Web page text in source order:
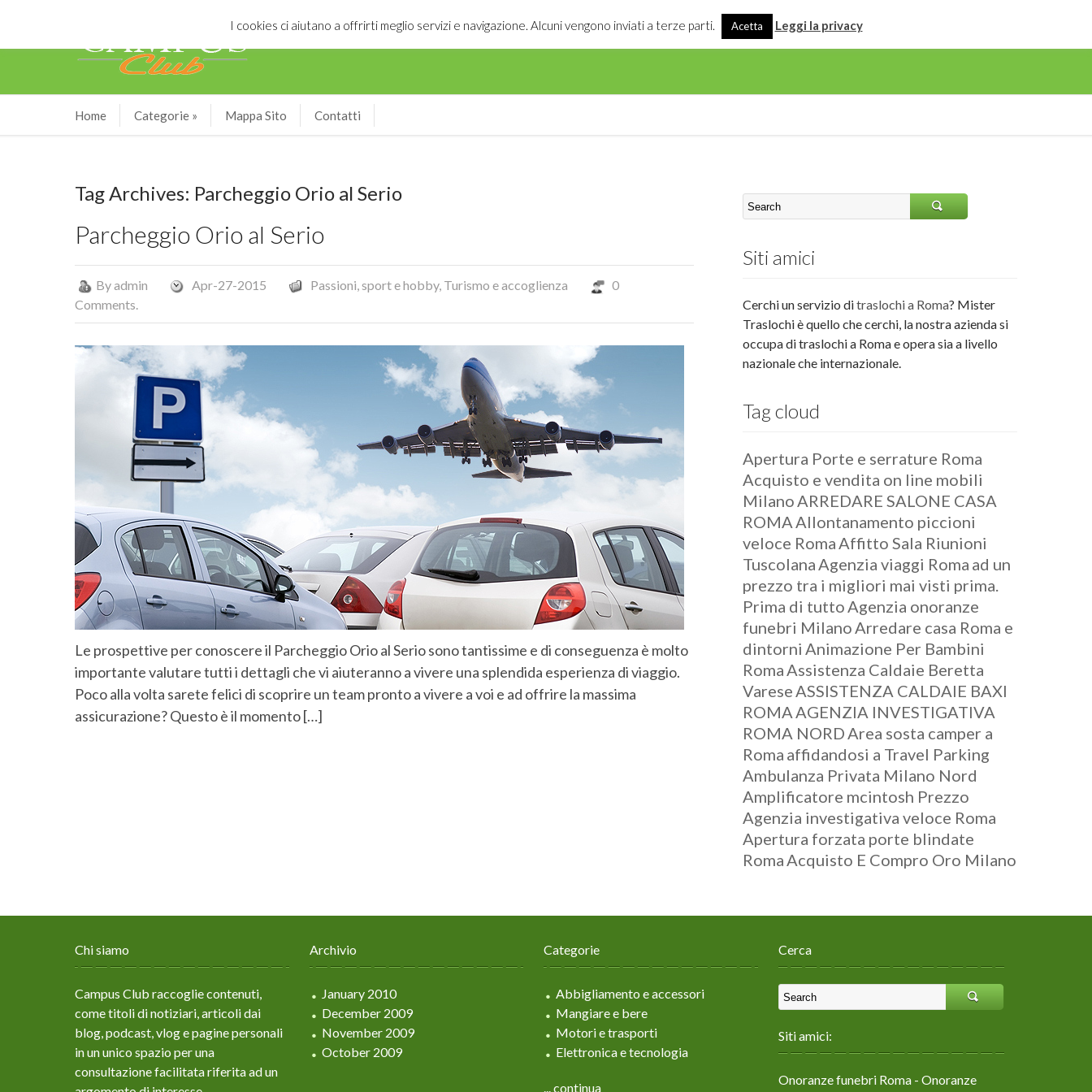
Home Categorie » Mappa Sito Contatti
Tag Archives: Parcheggio Orio al Serio
Parcheggio Orio al Serio
Byadmin Apr-27-2015 Passioni, sport e hobby, Turismo e accoglienza
0
Comments.
Le prospettive per conoscere il Parcheggio Orio al Serio sono tantissime e di conseguenza è molto
importante valutare tutti i dettagli che vi aiuteranno a vivere una splendida esperienza di viaggio.
Poco alla volta sarete felici di scoprire un team pronto a vivere a voi e ad offrire la massima
assicurazione? Questo è il momento […]
Siti amici
Cerchi un servizio ditraslochi a Roma? Mister
Traslochi è quello che cerchi, la nostra azienda si
occupa di traslochi a Roma e opera sia a livello
nazionale che internazionale.
Tag cloud
Apertura Porte e serrature Roma
Acquisto e vendita on line mobili
MilanoARREDARE SALONE CASA
ROMAAllontanamento piccioni
veloce RomaAffitto Sala Riunioni
TuscolanaAgenzia viaggi Roma ad un
prezzo tra i migliori mai visti prima.
Prima di tuttoAgenzia onoranze
funebri MilanoArredare casa Roma e
dintorni Animazione Per Bambini
RomaAssistenza Caldaie Beretta
VareseASSISTENZA CALDAIE BAXI
ROMAAGENZIA INVESTIGATIVA
ROMA NORDArea sosta camper a
Roma affidandosi a Travel Parking
Ambulanza Privata Milano Nord
Amplificatore mcintosh Prezzo
Agenzia investigativa veloce Roma
Apertura forzata porte blindate
RomaAcquisto E Compro Oro Milano
Chi siamo
Campus Club raccoglie contenuti,
come titoli di notiziari, articoli dai
blog, podcast, vlog e pagine personali
in un unico spazio per una
consultazione facilitata riferita ad un
Archivio
January 2010
December 2009
November 2009
October 2009
Categorie
Abbigliamento e accessori
Mangiare e bere
Motori e trasporti
Elettronica e tecnologia
... continua
Cerca
Siti amici:
Onoranze funebri Roma- Onoranze
I cookies ci aiutano a offrirti meglio servizi e navigazione. Alcuni vengono inviati a terze parti. Acetta Leggi la privacy